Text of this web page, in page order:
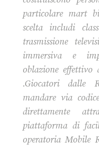
particolare mart
scelta includi
trasmissione
immersiva e
oblazione effettivo
.Giocatori dalle
mandare via
direttamente
piattaforma di
operatoria Mobile